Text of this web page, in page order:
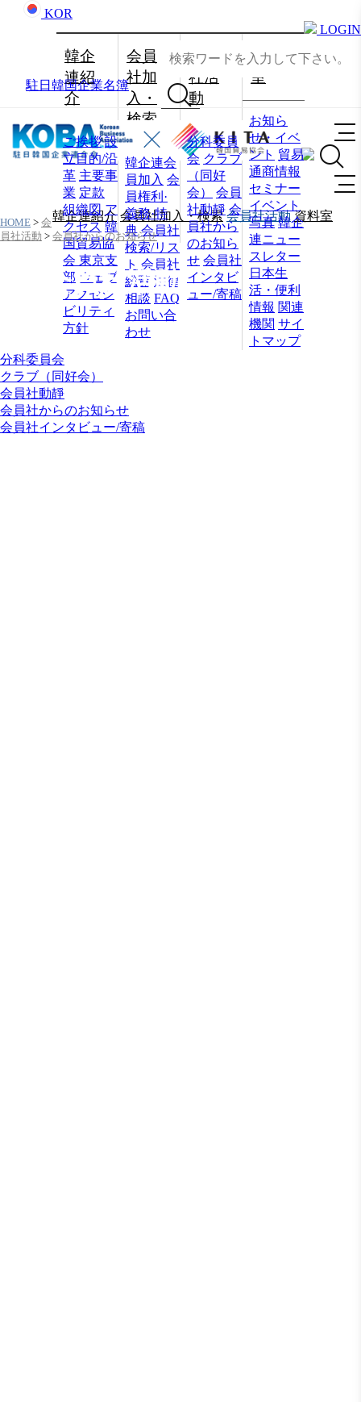
韓企
連紹
介
ご挨拶 設
立目的/沿
革 主要事
業 定款
組織図 ア
クセス 韓
国貿易協
会 東京支
部 ウェブ
アクセシ
ビリティ
方針
会員
社加
入・
検索
韓企連会
員加入 会
員権利·
義務·特
典 会員社
検索/リス
ト 会員社
総覧 法律
相談 FAQ
お問い合
わせ
会員
社活
動
分科委員
会 クラブ
（同好
会）
会員
社動靜 会
員社から
のお知ら
せ 会員社
インタビ
ュー/寄稿
資料
室
お知ら
せ・イベ
ント 貿易
通商情報
セミナー
イベント
写真 韓企
連ニュー
スレター
日本生
活・便利
情報 関連
機関 サイ
トマップ
駐日韓国企業名簿
KOR
LOGIN
韓企連紹介 会員社加入・検索 会員社活動 資料室
HOME > 会
員社活動 > 会員社からのお知らせ
会員社活動
分科委員会
クラブ（同好会）
会員社動靜
会員社からのお知らせ
会員社インタビュー/寄稿